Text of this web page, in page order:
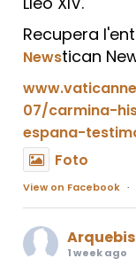
Recupera
Newstican
07/carmina-
espana-
Foto
View on Facebook ·
1 week ago